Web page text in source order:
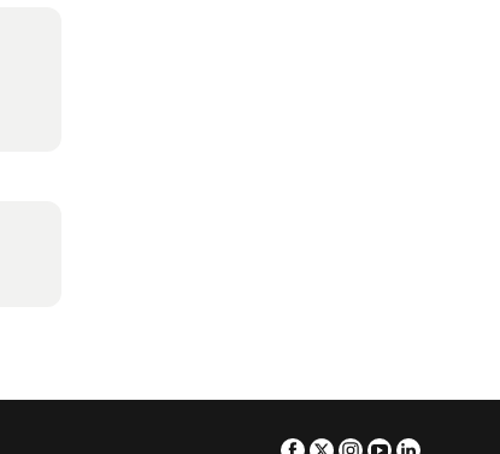
Facebook
TwitterInstagram
Youtube